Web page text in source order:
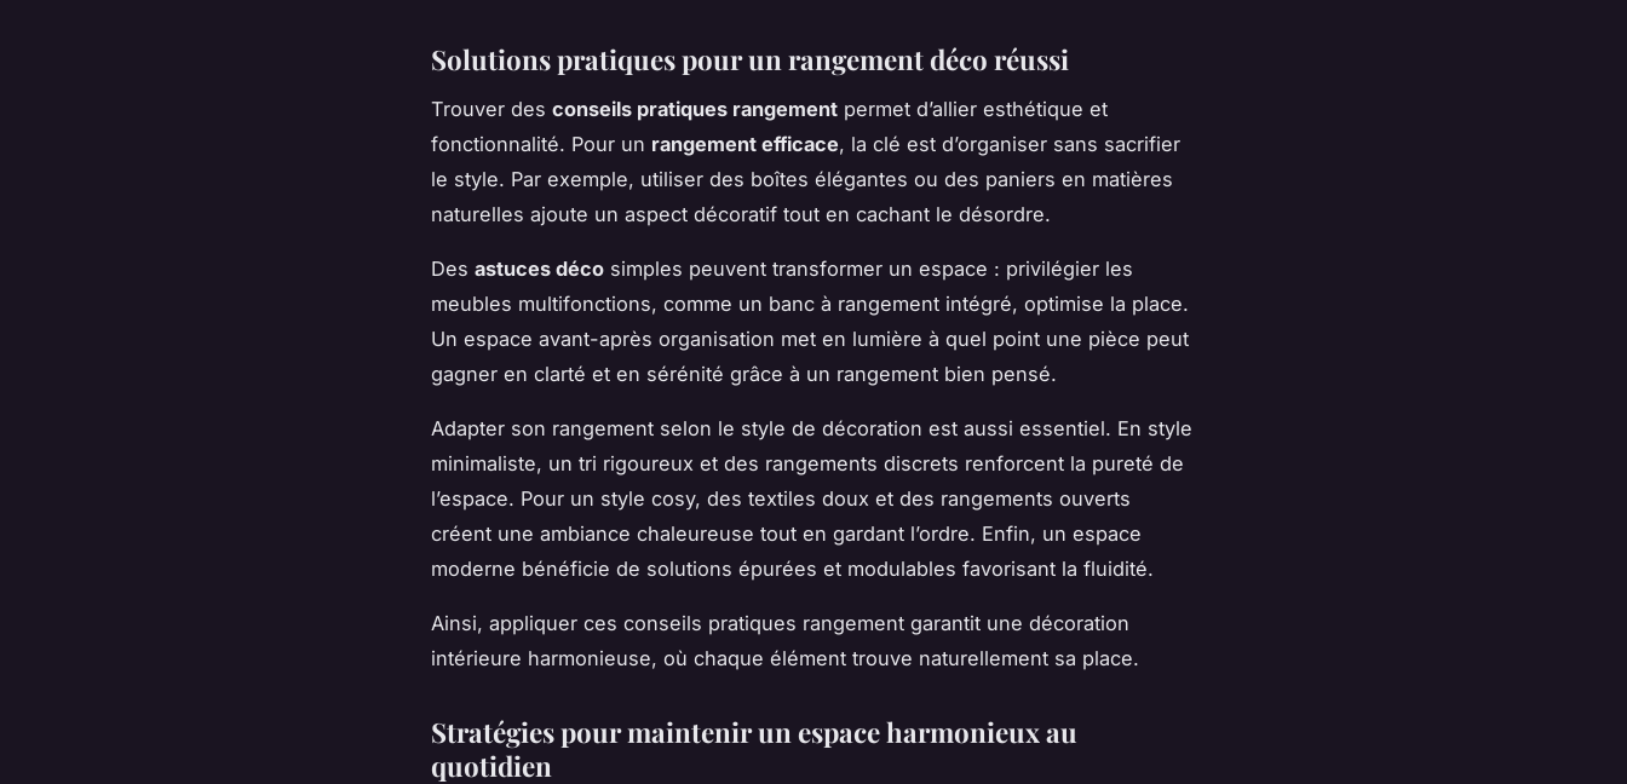
Solutions pratiques pour un rangement déco réussi
Trouver des conseils pratiques rangement permet d’allier esthétique et
fonctionnalité. Pour un rangement efficace, la clé est d’organiser sans sacrifier
le style. Par exemple, utiliser des boîtes élégantes ou des paniers en matières
naturelles ajoute un aspect décoratif tout en cachant le désordre.
Des astuces déco simples peuvent transformer un espace : privilégier les
meubles multifonctions, comme un banc à rangement intégré, optimise la place.
Un espace avant-après organisation met en lumière à quel point une pièce peut
gagner en clarté et en sérénité grâce à un rangement bien pensé.
Adapter son rangement selon le style de décoration est aussi essentiel. En style
minimaliste, un tri rigoureux et des rangements discrets renforcent la pureté de
l’espace. Pour un style cosy, des textiles doux et des rangements ouverts
créent une ambiance chaleureuse tout en gardant l’ordre. Enfin, un espace
moderne bénéficie de solutions épurées et modulables favorisant la fluidité.
Ainsi, appliquer ces conseils pratiques rangement garantit une décoration
intérieure harmonieuse, où chaque élément trouve naturellement sa place.
Stratégies pour maintenir un espace harmonieux au
quotidien